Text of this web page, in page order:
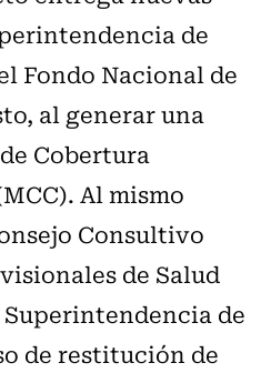
de
Fondo Nacional de
al generar una
Cobertura
Al mismo
Consultivo
de Salud
Superintendencia de
de restitución de